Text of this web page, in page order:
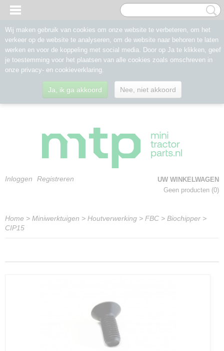
Inloggen Registreren
UW WINKELWAGEN
Geen producten (0)
Home > Miniwerktuigen > Houtverwerking > FBC > Biochipper >
CIP15
Wij maken gebruik van cookies om onze website te verbeteren, om het
verkeer op de website te analyseren, om de website naar behoren te laten
werken en voor de koppeling met social media. Door op Ja te klikken, geef
je toestemming voor het plaatsen van alle cookies zoals omschreven in
onze privacy- en cookieverklaring.
Ja, ik ga akkoord Nee, niet akkoord